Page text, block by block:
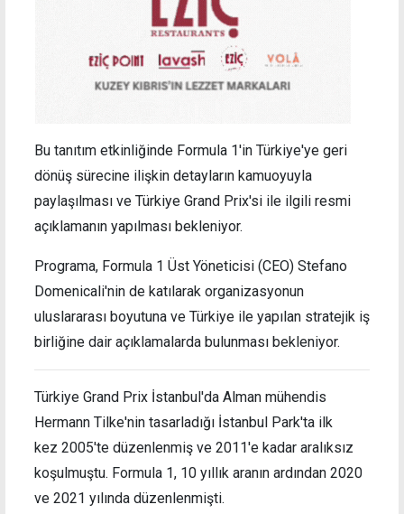
Bu tanıtım etkinliğinde Formula 1'in Türkiye'ye geri
dönüş sürecine ilişkin detayların kamuoyuyla
paylaşılması ve Türkiye Grand Prix'si ile ilgili resmi
açıklamanın yapılması bekleniyor.
Programa, Formula 1 Üst Yöneticisi (CEO) Stefano
Domenicali'nin de katılarak organizasyonun
uluslararası boyutuna ve Türkiye ile yapılan stratejik iş
birliğine dair açıklamalarda bulunması bekleniyor.
Türkiye Grand Prix İstanbul'da Alman mühendis
Hermann Tilke'nin tasarladığı İstanbul Park'ta ilk
kez 2005'te düzenlenmiş ve 2011'e kadar aralıksız
koşulmuştu. Formula 1, 10 yıllık aranın ardından 2020
ve 2021 yılında düzenlenmişti.